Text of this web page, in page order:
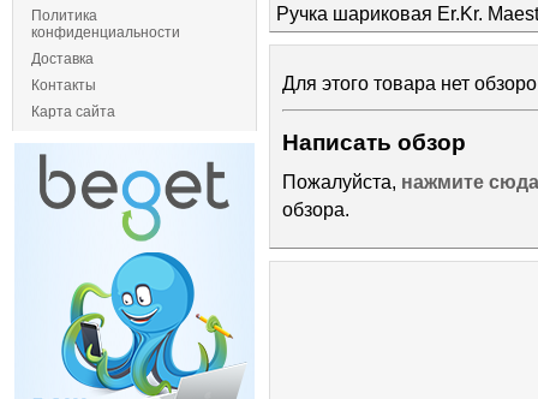
Политика
конфиденциальности
Доставка
Контакты
Карта сайта
Ручка шариковая Er.Kr.
Для этого товара нет
Написать обзор
Пожалуйста, нажмите сюда
обзора.